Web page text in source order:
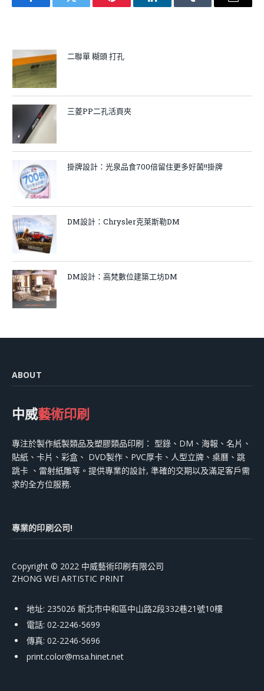
FacebookTwitter Pinterest LinkedInTumblr Email
二聯單 糊頭 打孔
三菱PP二孔活頁夾
掛牌設計：光泉品食700倍留住更多好菌!!掛牌
DM設計：Chrysler克萊斯勒DM
DM設計：高梵數位建築工坊DM
ABOUT
中威藝術印刷
專注於製作紙製類品及塑膠類品印刷： 型錄、DM、海報、名片、
貼紙、卡片、彩盒、 DVD製作、PVC厚卡、人型立牌、桌曆、跳
跳卡 、雷射紙雕等。提供專業的設計, 準確的交期以及滿足客戶需
求的全方位服務.
專業的印刷公司!
Copyright © 2022 中威藝術印刷有限公司
ZHONG WEI ARTISTIC PRINT
地址: 235026 新北市中和區中山路2段332巷21號10樓
電話: 02-2246-5699
傳真: 02-2246-5696
print.color@msa.hinet.net